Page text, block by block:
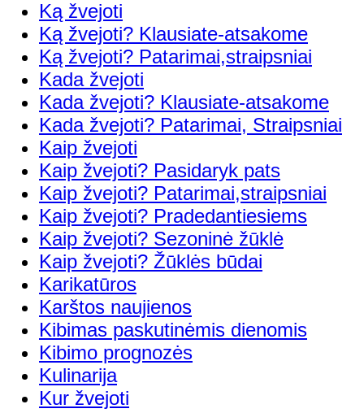
Ką žvejoti
Ką žvejoti? Klausiate-atsakome
Ką žvejoti? Patarimai,straipsniai
Kada žvejoti
Kada žvejoti? Klausiate-atsakome
Kada žvejoti? Patarimai, Straipsniai
Kaip žvejoti
Kaip žvejoti? Pasidaryk pats
Kaip žvejoti? Patarimai,straipsniai
Kaip žvejoti? Pradedantiesiems
Kaip žvejoti? Sezoninė žūklė
Kaip žvejoti? Žūklės būdai
Karikatūros
Karštos naujienos
Kibimas paskutinėmis dienomis
Kibimo prognozės
Kulinarija
Kur žvejoti